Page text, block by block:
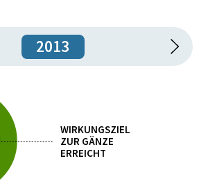
2013
WIRKUNGSZIEL
ZUR GÄNZE
ERREICHT